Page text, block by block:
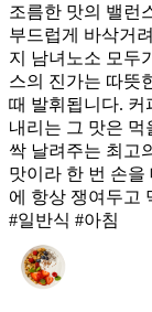
조름한 맛의 밸런
부드럽게 바삭거
지 남녀노소 모두
스의 진가는 따뜻
때 발휘됩니다. 커
내리는 그 맛은
싹 날려주는 최고
맛이라 한 번 손을
에 항상 쟁여두고
#일반식 #아침